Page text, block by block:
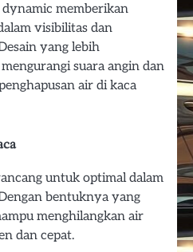
memberikan
visibilitas dan
yang lebih
suara angin dan
air di kaca
untuk optimal dalam
bentuknya yang
menghilangkan air
dan cepat.